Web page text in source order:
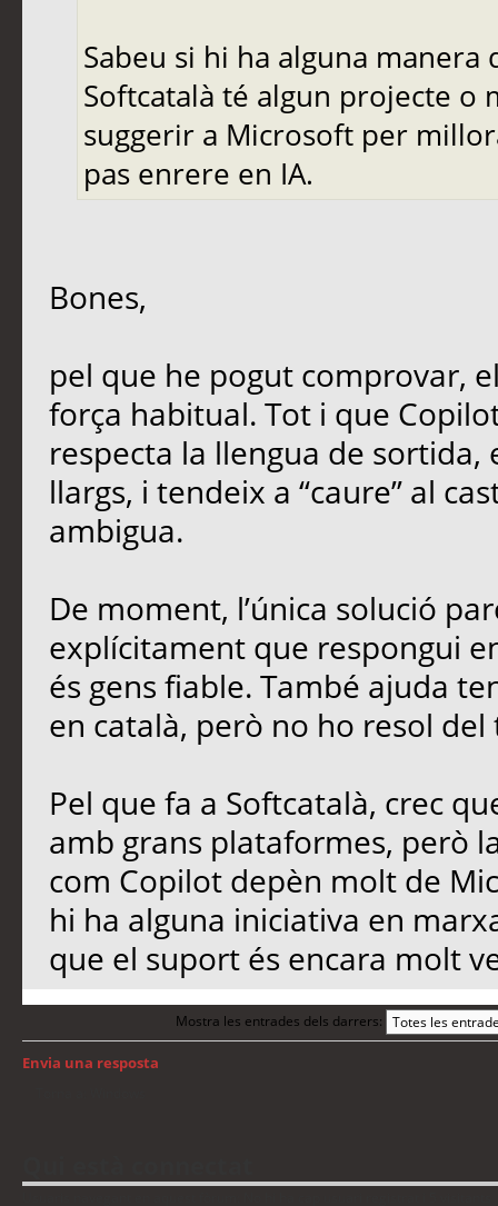
Sabeu si hi ha alguna
Softcatalà té algun projecte o
suggerir a Microsoft per
pas enrere en IA.
Bones,
pel que he pogut comprovar,
força habitual. Tot i que
respecta la llengua de
llargs, i tendeix a “caure” al
ambigua.
De moment, l’única solució
explícitament que respongui
és gens fiable. També ajuda
en català, però no ho resol del
Pel que fa a Softcatalà, crec
amb grans plataformes, però
com Copilot depèn molt de
hi ha alguna iniciativa en
que el suport és encara molt
Mostra les entrades dels darrers:
Envia una resposta